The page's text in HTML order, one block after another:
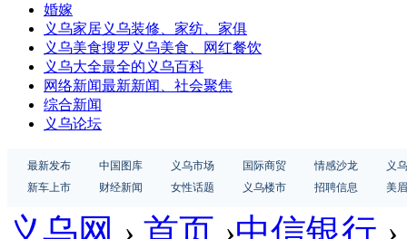
婚嫁
义乌家居义乌装修、家纺、家俱
义乌美食搜罗义乌美食、网红餐饮
义乌大全最全的义乌百科
网络新闻最新新闻、社会聚焦
综合新闻
义乌论坛
最新发布 中国图库 义乌市场 国际商贸 情感沙龙
义
新车上市
财经新闻 女性话题 义乌楼市 招聘信息 美
义乌网 › 首页 ›中信银行 ›